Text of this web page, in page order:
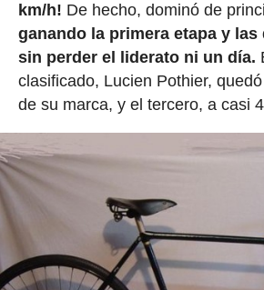
km/h! De hecho, dominó de
ganando la primera etapa y
sin perder el liderato ni un día.
clasificado, Lucien Pothier,
de su marca, y el tercero, a casi